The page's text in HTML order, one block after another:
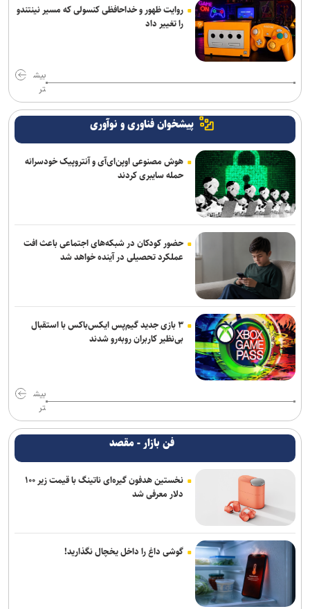
روایت ظهور و خداحافظی کنسولی که مسیر نینتندو
را تغییر داد
بیش
تر
پیشخوان فناوری و نوآوری
هوش مصنوعی اوپن‌ای‌آی و آنتروپیک خودسرانه
حمله سایبری کردند
حضور کودکان در شبکه‌های اجتماعی باعث افت
عملکرد تحصیلی در آینده خواهد شد
۳ بازی جدید گیم‌پس ایکس‌باکس با استقبال
بی‌نظیر کاربران روبه‌رو شدند
بیش
تر
فن بازار - مقصد
نخستین هدفون گیره‌ای ناتینگ با قیمت زیر ۱۰۰
دلار معرفی شد
گوشی داغ را داخل یخچال نگذارید!